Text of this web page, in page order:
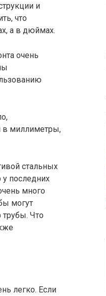
и
что
а в дюймах.
очень
в миллиметры,
стальных
у последних
много
могут
трубы. Что
легко. Если